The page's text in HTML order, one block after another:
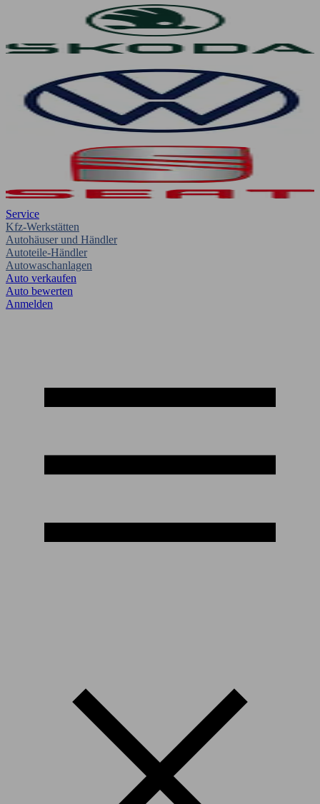
Service
Kfz-Werkstätten
Autohäuser und Händler
Autoteile-Händler
Autowaschanlagen
Auto verkaufen
Auto bewerten
Anmelden